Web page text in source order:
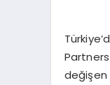
değişen